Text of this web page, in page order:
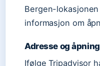
Bergen-
informasjon om
Adresse og
Ifølge Tripadvisor